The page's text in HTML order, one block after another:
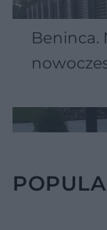
Beninca.